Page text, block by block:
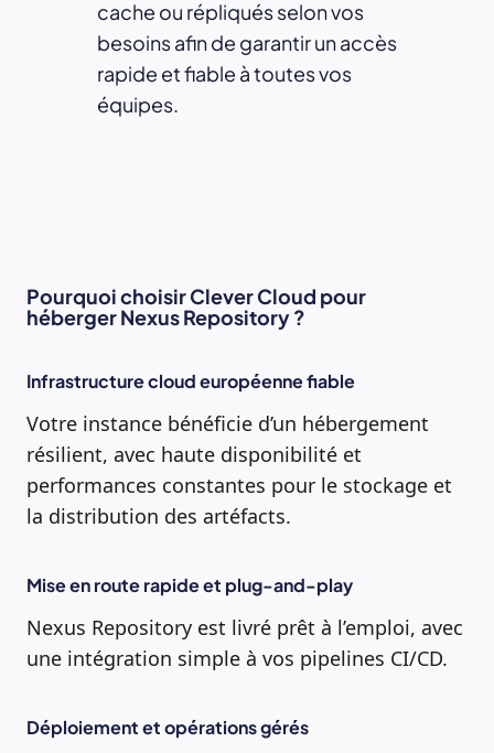
cache ou répliqués selon vos
besoins afin de garantir un accès
rapide et fiable à toutes vos
équipes.
Pourquoi choisir Clever Cloud pour
hébergerNexus Repository?
Infrastructure cloud européenne fiable
Votre instance bénéficie d’un hébergement
résilient, avec haute disponibilité et
performances constantes pour le stockage et
la distribution des artéfacts.
Mise en route rapide et plug-and-play
Nexus Repository est livré prêt à l’emploi, avec
une intégration simple à vos pipelines CI/CD.
Déploiement et opérations gérés